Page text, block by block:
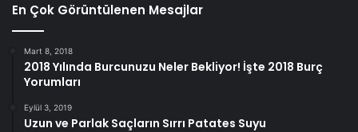
En Çok Görüntülenen Mesajlar
Mart 8, 2018
2018 Yılında Burcunuzu Neler Bekliyor! İşte 2018 Burç
Yorumları
Eylül 3, 2019
Uzun ve Parlak Saçların Sırrı Patates Suyu